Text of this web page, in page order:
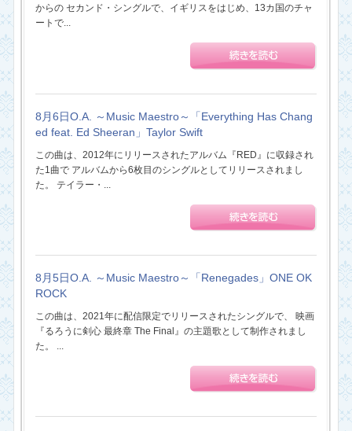
からの セカンド・シングルで、イギリスをはじめ、13カ国のチャ
ートで...
8月6日O.A. ～Music Maestro～「Everything Has Chang
ed feat. Ed Sheeran」Taylor Swift
この曲は、2012年にリリースされたアルバム『RED』に収録され
た1曲で アルバムから6枚目のシングルとしてリリースされまし
た。 テイラー・...
8月5日O.A. ～Music Maestro～「Renegades」ONE OK
ROCK
この曲は、2021年に配信限定でリリースされたシングルで、 映画
『るろうに剣心 最終章 The Final』の主題歌として制作されまし
た。 ...